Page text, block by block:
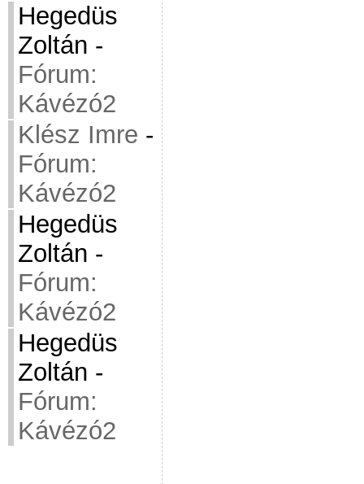
Hegedüs
Zoltán -
Fórum:
Kávézó2
Klész Imre -
Fórum:
Kávézó2
Hegedüs
Zoltán -
Fórum:
Kávézó2
Hegedüs
Zoltán -
Fórum:
Kávézó2